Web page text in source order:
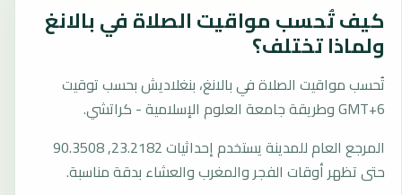
كيف تُحسب مواقيت الصلاة في بالانغ
ولماذا تختلف؟
تُحسب مواقيت الصلاة في بالانغ، بنغلاديش بحسب توقيت
GMT+6 وطريقة جامعة العلوم الإسلامية - كراتشي.
المرجع العام للمدينة يستخدم إحداثيات 23.2182, 90.3508
حتى تظهر أوقات الفجر والمغرب والعشاء بدقة مناسبة.